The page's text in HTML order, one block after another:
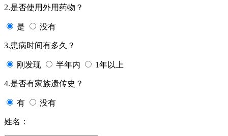
2.是否使用外用药物？
是 没有
3.患病时间有多久？
刚发现 半年内 1年以上
4.是否有家族遗传史？
有 没有
姓名：